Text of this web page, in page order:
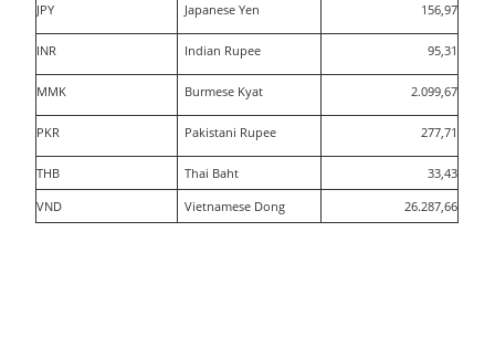
JPY Japanese Yen 156,97
INR Indian Rupee 95,31
MMK Burmese Kyat 2.099,67
PKR Pakistani Rupee 277,71
THB Thai Baht
33,43
VND
Vietnamese Dong 26.287,66